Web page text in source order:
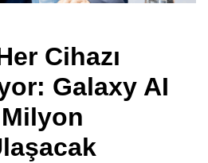
Cihazı
Galaxy AI
Milyon